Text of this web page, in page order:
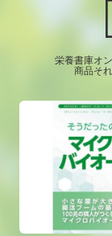
栄養書庫オ
商品そ